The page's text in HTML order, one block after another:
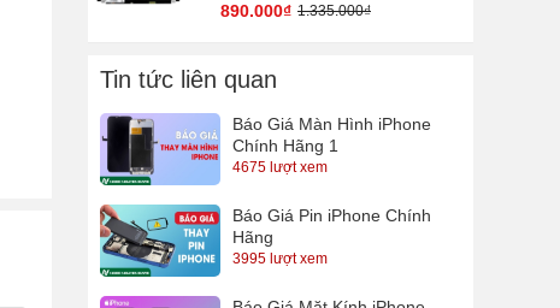
890.000₫ 1.335.000₫
Tin tức liên quan
Báo Giá Màn Hình iPhone
Chính Hãng 1
4675 lượt xem
Báo Giá Pin iPhone Chính
Hãng
3995 lượt xem